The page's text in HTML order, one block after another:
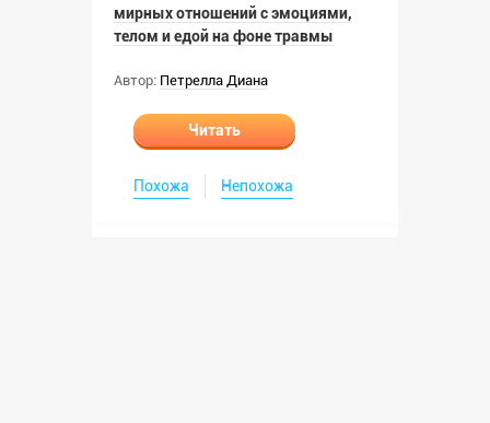
мирных отношений с эмоциями,
телом и едой на фоне травмы
Автор: Петрелла Диана
Читать
Похожа Непохожа